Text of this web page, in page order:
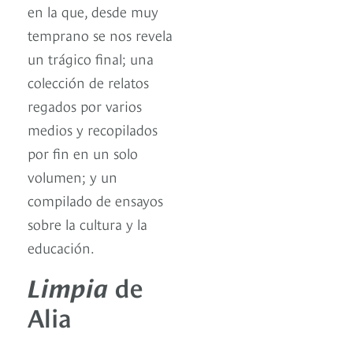
en la que, desde muy
temprano se nos revela
un trágico final; una
colección de relatos
regados por varios
medios y recopilados
por fin en un solo
volumen; y un
compilado de ensayos
sobre la cultura y la
educación.
Limpia de
Alia